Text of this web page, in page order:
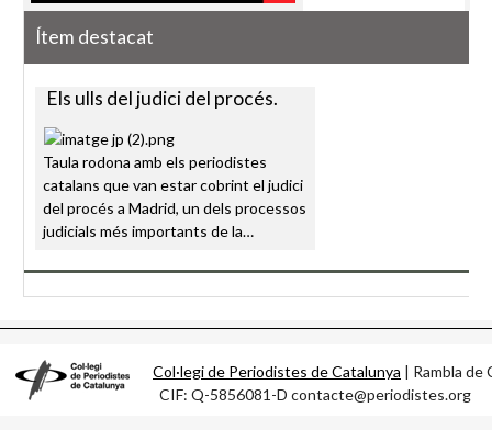
Ítem destacat
Els ulls del judici del procés.
Taula rodona amb els periodistes
catalans que van estar cobrint el judici
del procés a Madrid, un dels processos
judicials més importants de la…
Col·legi de Periodistes de Catalunya | Rambla
CIF: Q-5856081-D